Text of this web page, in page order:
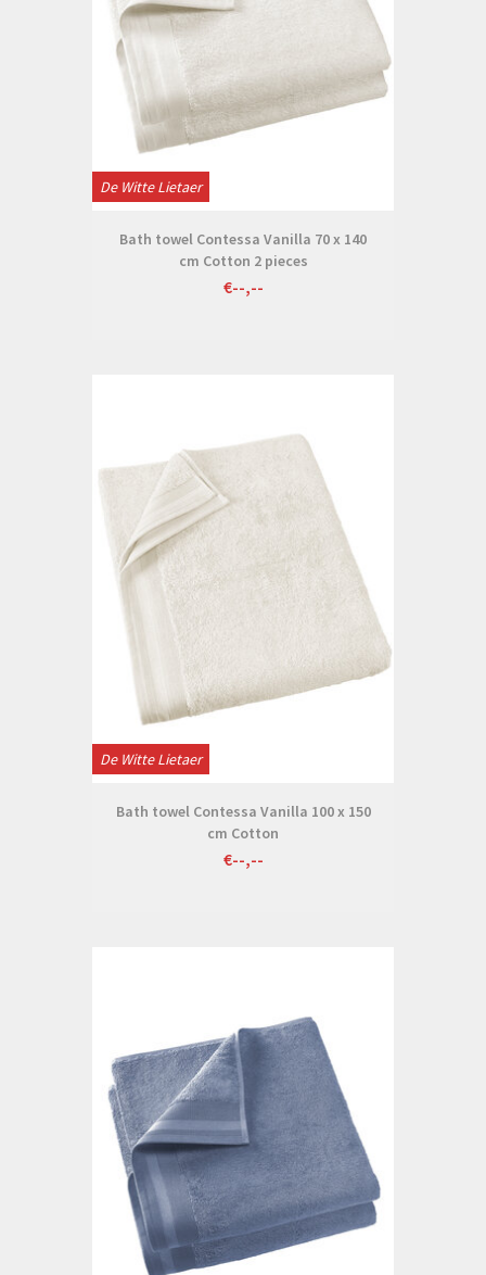
De Witte Lietaer
Bath towel Contessa Vanilla 70 x 140
cm Cotton 2 pieces
€--,--
De Witte Lietaer
Bath towel Contessa Vanilla 100 x 150
cm Cotton
€--,--